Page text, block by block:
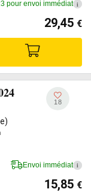
pour envoi immédiat i
29,45 €
18
Envoi immédiat i
15,85 €